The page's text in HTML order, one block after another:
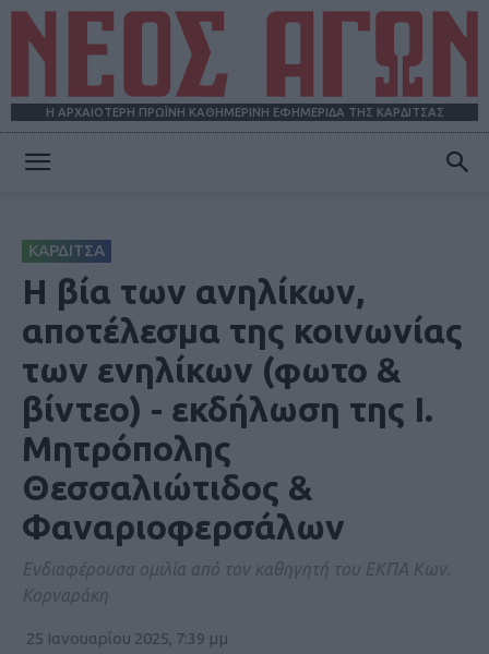
Η ΑΡΧΑΙΟΤΕΡΗ ΠΡΩΪΝΗ ΚΑΘΗΜΕΡΙΝΗ ΕΦΗΜΕΡΙΔΑ ΤΗΣ ΚΑΡΔΙΤΣΑΣ
ΚΑΡΔΙΤΣΑ
Η βία των ανηλίκων,
αποτέλεσμα της κοινωνίας
των ενηλίκων (φωτο &
βίντεο) - εκδήλωση της Ι.
Μητρόπολης
Θεσσαλιώτιδος &
Φαναριοφερσάλων
Ενδιαφέρουσα ομιλία από τον καθηγητή του ΕΚΠΑ Κων.
Κορναράκη
25 Ιανουαρίου 2025, 7:39 μμ